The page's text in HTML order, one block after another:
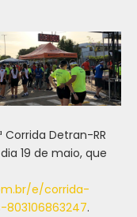
Detran-RR
19 de maio, que
e/corrida-
.